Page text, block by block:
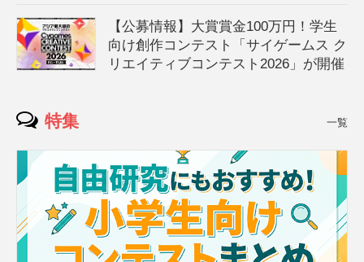
【公募情報】大賞賞金100万円！学生
向け創作コンテスト「サイゲームス ク
リエイティブコンテスト2026」が開催
特集 一覧